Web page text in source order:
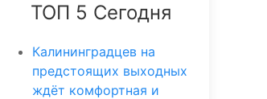
ТОП 5 Сегодня
Калининградцев на
предстоящих выходных
ждёт комфортная и